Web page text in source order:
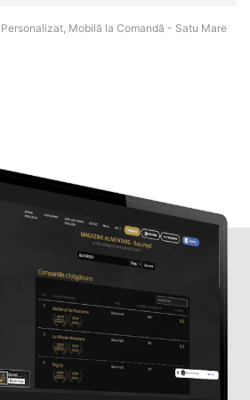
Mobilă la Comandă - Satu Mare